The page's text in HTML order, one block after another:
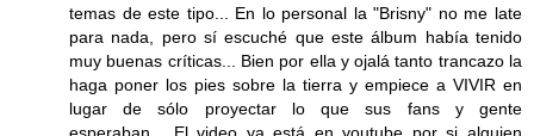
temas de este tipo... En lo personal la "Brisny" no me late
para nada, pero sí escuché que este álbum había tenido
muy buenas críticas... Bien por ella y ojalá tanto trancazo la
haga poner los pies sobre la tierra y empiece a VIVIR en
lugar de sólo proyectar lo que sus fans y gente